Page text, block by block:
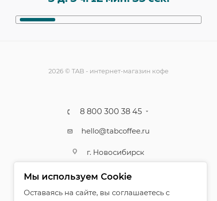
2026 © TAB - интернет-магазин кофе
8 800 300 38 45
hello@tabcoffee.ru
г. Новосибирск
Мы используем Cookie
Оставаясь на сайте, вы соглашаетесь с